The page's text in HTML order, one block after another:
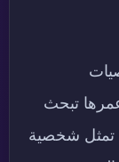
عمرها تبحث
تمثل شخصية